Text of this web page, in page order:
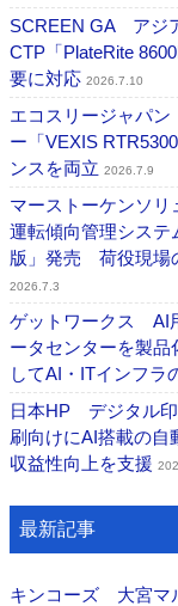
SCREEN GA アジ
CTP「PlateRite
要に対応 2026.7.10
エコスリージャパ
ー「VEXIS
ンスを両立 2026.7.9
マーストーケンソ
運転傾向管理システ
版」発売 荷役現場
2026.7.3
ゲットワークス AI
ータセンターを製
してAI・ITインフラ
日本HP デジタル
刷向けにAI搭載の自
収益性向上を支援
最新記事
キンコーズ 大宮マ